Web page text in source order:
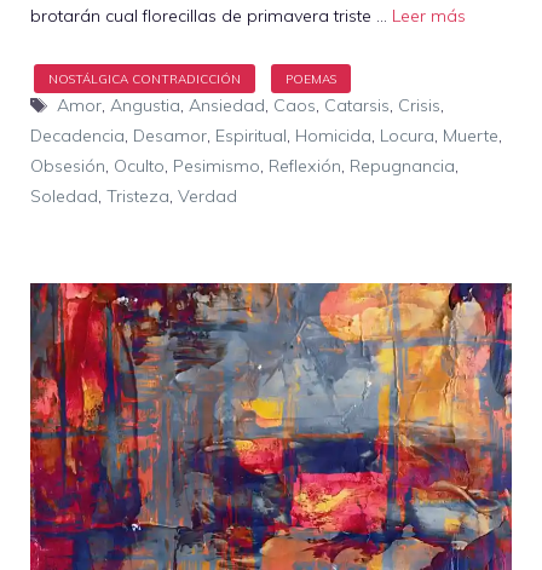
brotarán cual florecillas de primavera triste … Leer más
Etiquetas
Amor, Angustia, Ansiedad, Caos, Catarsis, Crisis,
Decadencia, Desamor, Espiritual, Homicida, Locura, Muerte,
Obsesión, Oculto, Pesimismo, Reflexión, Repugnancia,
Soledad, Tristeza, Verdad